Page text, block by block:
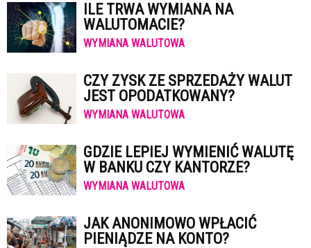
ILE TRWA WYMIANA NA
WALUTOMACIE?
WYMIANA WALUTOWA
CZY ZYSK ZE SPRZEDAŻY WALUT
JEST OPODATKOWANY?
WYMIANA WALUTOWA
GDZIE LEPIEJ WYMIENIĆ WALUTĘ
W BANKU CZY KANTORZE?
WYMIANA WALUTOWA
JAK ANONIMOWO WPŁACIĆ
PIENIĄDZE NA KONTO?